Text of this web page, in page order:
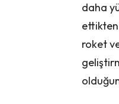
daha
ettikten
roket